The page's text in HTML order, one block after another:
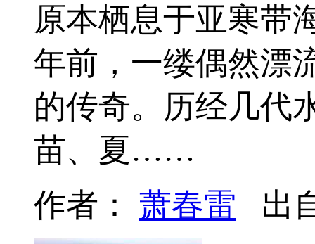
原本栖息于亚寒带
年前，一缕偶然漂
的传奇。历经几代
苗、夏……
作者： 萧春雷 出